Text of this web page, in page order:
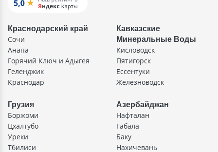
Краснодарский край
Сочи
Анапа
Горячий Ключ и Адыгея
Геленджик
Краснодар
Кавказские
Минеральные Воды
Кисловодск
Пятигорск
Ессентуки
Железноводск
Грузия
Боржоми
Цхалтубо
Уреки
Тбилиси
Азербайджан
Нафталан
Габала
Баку
Нахичевань